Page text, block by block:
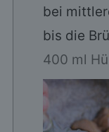
bei
bis die
400 ml